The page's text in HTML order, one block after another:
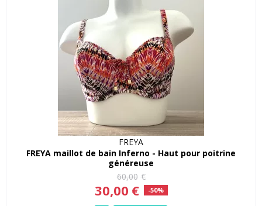
FREYA
FREYA maillot de bain Inferno - Haut pour poitrine
généreuse
60,00 €
30,00 € -50%